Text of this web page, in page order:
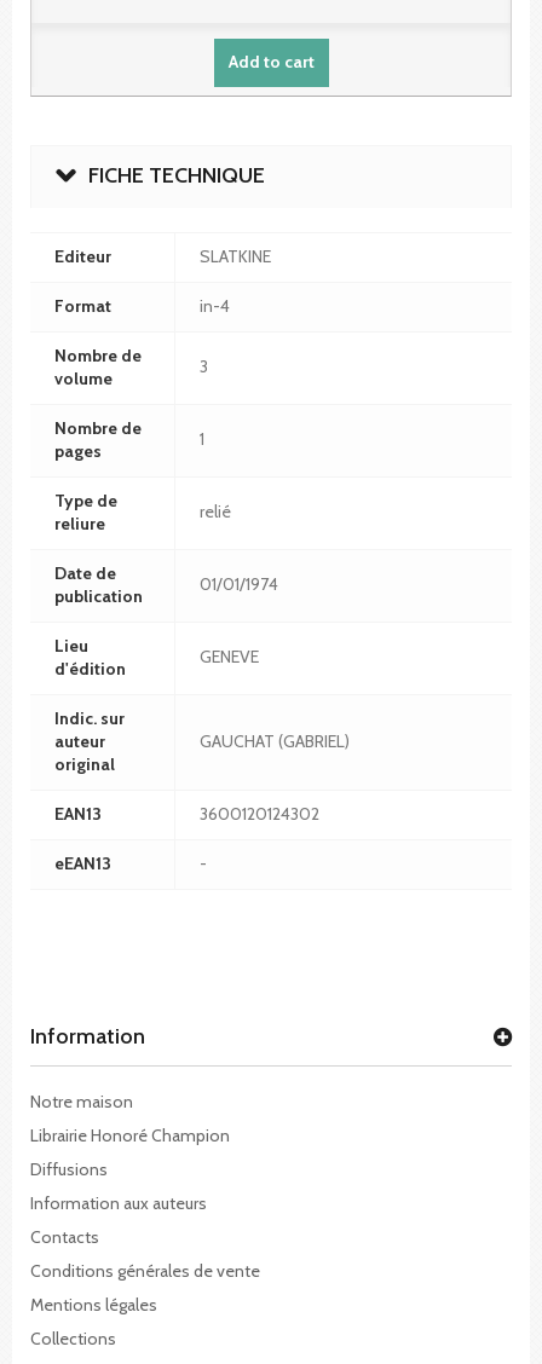
Add to cart
FICHE TECHNIQUE
Editeur SLATKINE
Format in-4
Nombre de
volume
3
Nombre de
pages
1
Type de
reliure
relié
Date de
publication
01/01/1974
Lieu
d'édition
GENEVE
Indic. sur
auteur
original
GAUCHAT (GABRIEL)
EAN13 3600120124302
eEAN13 -
Information
Notre maison
Librairie Honoré Champion
Diffusions
Information aux auteurs
Contacts
Conditions générales de vente
Mentions légales
Collections